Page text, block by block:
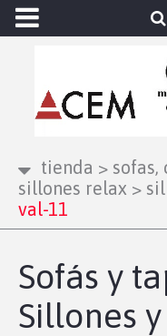
tienda > sofas,
sillones relax >
val-11
Sofás y
Sillones